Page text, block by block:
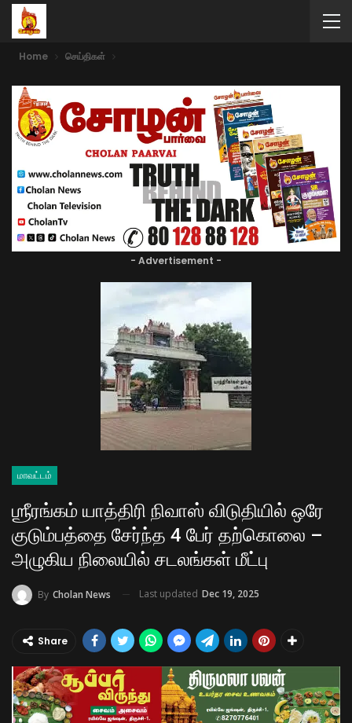
Home செய்திகள்
- Advertisement -
மாவட்டம்
ஶ்ரீரங்கம் யாத்திரி நிவாஸ் விடுதியில் ஒரே
குடும்பத்தை சேர்ந்த 4 பேர் தற்கொலை –
அழுகிய நிலையில் சடலங்கள் மீட்பு
By Cholan News Last updated Dec 19, 2025
Share